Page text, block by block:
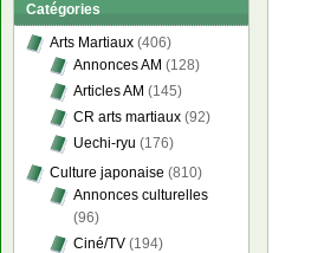
Catégories
Arts Martiaux (406)
Annonces AM (128)
Articles AM (145)
CR arts martiaux (92)
Uechi-ryu (176)
Culture japonaise (810)
Annonces culturelles
(96)
Ciné/TV (194)